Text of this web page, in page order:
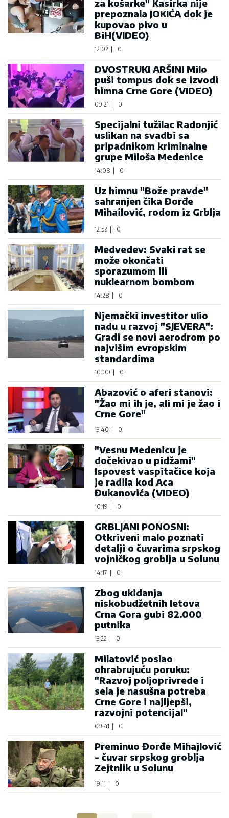
za košarke" Kasirka nije
prepoznala JOKIĆA dok je
kupovao pivo u
BiH(VIDEO)
12:02 0
DVOSTRUKI ARŠINI Milo
puši tompus dok se izvodi
himna Crne Gore (VIDEO)
09:21 0
Specijalni tužilac Radonjić
uslikan na svadbi sa
pripadnikom kriminalne
grupe Miloša Medenice
14:08 0
Uz himnu "Bože pravde"
sahranjen čika Đorđe
Mihailović, rodom iz Grblja
12:52 0
Medvedev: Svaki rat se
može okončati
sporazumom ili
nuklearnom bombom
14:28 0
Njemački investitor ulio
nadu u razvoj "SJEVERA":
Gradi se novi aerodrom po
najvišim evropskim
standardima
10:00 0
Abazović o aferi stanovi:
"Žao mi ih je, ali mi je žao i
Crne Gore"
13:40 0
"Vesnu Medenicu je
dočekivao u pidžami"
Ispovest vaspitačice koja
je radila kod Aca
Đukanovića (VIDEO)
10:19 0
GRBLJANI PONOSNI:
Otkriveni malo poznati
detalji o čuvarima srpskog
vojničkog groblja u Solunu
14:17 0
Zbog ukidanja
niskobudžetnih letova
Crna Gora gubi 82.000
putnika
13:22 0
Milatović poslao
ohrabrujuću poruku:
"Razvoj poljoprivrede i
sela je nasušna potreba
Crne Gore i najljepši,
razvojni potencijal"
09:41 0
Preminuo Đorđe Mihajlović
- čuvar srpskog groblja
Zejtnlik u Solunu
19:11 0